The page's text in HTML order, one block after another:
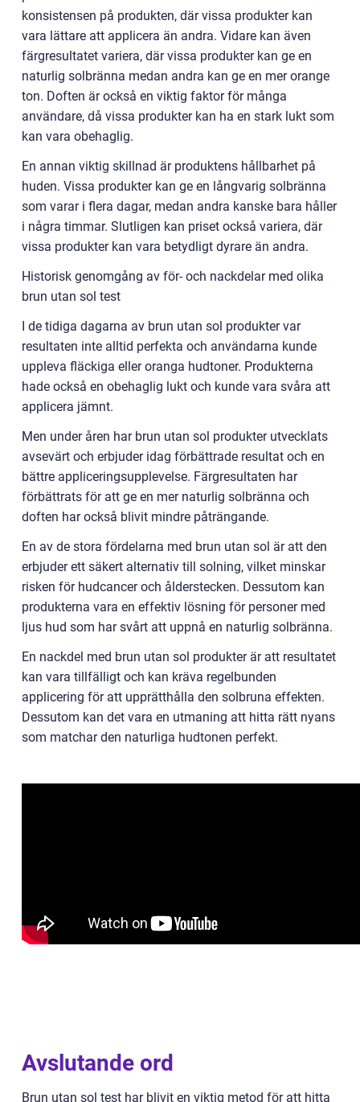
konsistensen på produkten, där vissa produkter kan
vara lättare att applicera än andra. Vidare kan även
färgresultatet variera, där vissa produkter kan ge en
naturlig solbränna medan andra kan ge en mer orange
ton. Doften är också en viktig faktor för många
användare, då vissa produkter kan ha en stark lukt som
kan vara obehaglig.
En annan viktig skillnad är produktens hållbarhet på
huden. Vissa produkter kan ge en långvarig solbränna
som varar i flera dagar, medan andra kanske bara håller
i några timmar. Slutligen kan priset också variera, där
vissa produkter kan vara betydligt dyrare än andra.
Historisk genomgång av för- och nackdelar med olika
brun utan sol test
I de tidiga dagarna av brun utan sol produkter var
resultaten inte alltid perfekta och användarna kunde
uppleva fläckiga eller oranga hudtoner. Produkterna
hade också en obehaglig lukt och kunde vara svåra att
applicera jämnt.
Men under åren har brun utan sol produkter utvecklats
avsevärt och erbjuder idag förbättrade resultat och en
bättre appliceringsupplevelse. Färgresultaten har
förbättrats för att ge en mer naturlig solbränna och
doften har också blivit mindre påträngande.
En av de stora fördelarna med brun utan sol är att den
erbjuder ett säkert alternativ till solning, vilket minskar
risken för hudcancer och ålderstecken. Dessutom kan
produkterna vara en effektiv lösning för personer med
ljus hud som har svårt att uppnå en naturlig solbränna.
En nackdel med brun utan sol produkter är att resultatet
kan vara tillfälligt och kan kräva regelbunden
applicering för att upprätthålla den solbruna effekten.
Dessutom kan det vara en utmaning att hitta rätt nyans
som matchar den naturliga hudtonen perfekt.
Avslutande ord
Brun utan sol test har blivit en viktig metod för att hitta